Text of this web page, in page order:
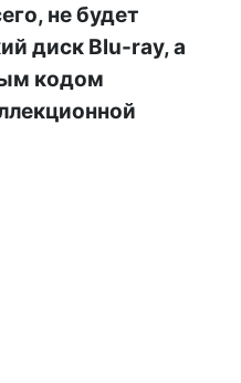
не будет
диск Blu-ray, а
кодом